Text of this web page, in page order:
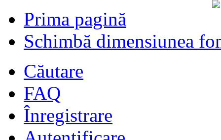
Prima pagină
Schimbă dimensiunea
Căutare
FAQ
Înregistrare